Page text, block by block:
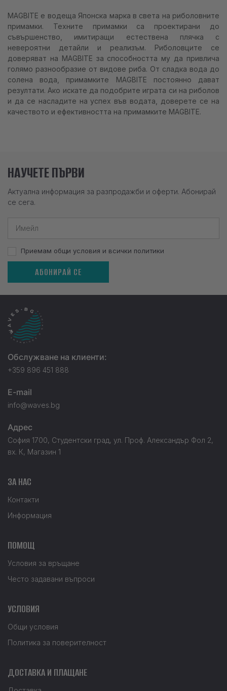
MAGBITE е водеща Японска марка в света на риболовните
примамки. Техните примамки са проектирани до
съвършенство, имитиращи естествена плячка с
невероятни детайли и реализъм. Риболовците се
доверяват на MAGBITE за способността му да привлича
голямо разнообразие от видове риба. От сладка вода до
солена вода, примамките MAGBITE постоянно дават
резултати. Ако искате да подобрите играта си на риболов
и да се насладите на успех във водата, доверете се на
качеството и ефективността на примамките MAGBITE.
НАУЧЕТЕ ПЪРВИ
Актуална информация за разпродажби и оферти. Абонирай
се сега.
Приемам общи условия и всички политики
АБОНИРАЙ СЕ
Обслужване на клиенти:
+359 896 451 888
E-mail
info@waves.bg
Адрес
София 1700, Студентски град, ул. Проф. Александър Фол 2,
вх. К, Магазин 1
ЗА НАС
Контакти
Информация
ПОМОЩ
Условия за връщане
Често задавани въпроси
УСЛОВИЯ
Общи условия
Политика за поверителност
ДОСТАВКА И ПЛАЩАНЕ